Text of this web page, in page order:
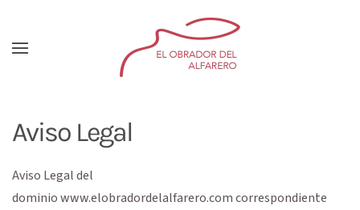
Aviso Legal
Aviso Legal del
dominiowww.elobradordelalfarero.comcorrespondiente